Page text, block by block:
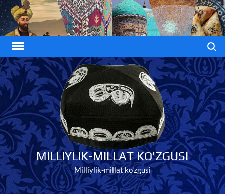
Skip
to
content
MILLIYLIK-MILLAT KO'ZGUSI
Milliylik-millat ko'zgusi